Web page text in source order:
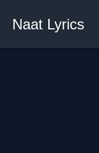
Naat Lyrics